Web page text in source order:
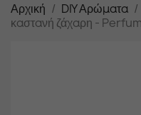
Αρχική DIY Αρώματα
καστανή ζάχαρη -